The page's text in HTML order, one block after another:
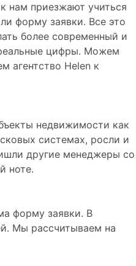
нам приезжают учиться
форму заявки. Все это
более современный и
цифры. Можем
агентство Helen к
недвижимости как
системах, росли и
другие менеджеры со
ноте.
форму заявки. В
Мы рассчитываем на